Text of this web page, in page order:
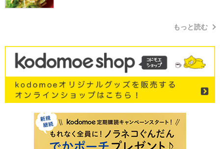
もっと読む